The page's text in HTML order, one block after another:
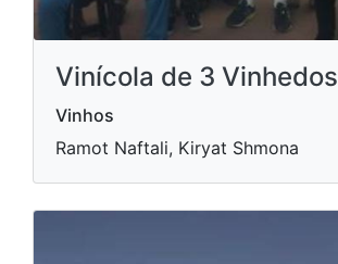
Vinícola de 3 Vinhedos
Vinhos
Ramot Naftali, Kiryat Shmona